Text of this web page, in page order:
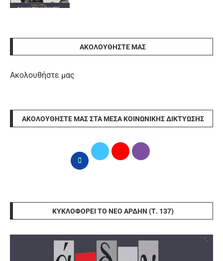
ΑΚΟΛΟΥΘΉΣΤΕ ΜΑΣ
Ακολουθήστε μας
ΑΚΟΛΟΥΘΉΣΤΕ ΜΑΣ ΣΤΑ ΜΈΣΑ ΚΟΙΝΩΝΙΚΉΣ ΔΙΚΤΎΩΣΗΣ
ΚΥΚΛΟΦΟΡΕΊ ΤΟ ΝΈΟ ΆΡΔΗΝ (Τ. 137)